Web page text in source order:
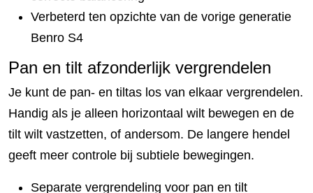
Verbeterd ten opzichte van de vorige generatie
Benro S4
Pan en tilt afzonderlijk vergrendelen
Je kunt de pan- en tiltas los van elkaar vergrendelen.
Handig als je alleen horizontaal wilt bewegen en de
tilt wilt vastzetten, of andersom. De langere hendel
geeft meer controle bij subtiele bewegingen.
Separate vergrendeling voor pan en tilt